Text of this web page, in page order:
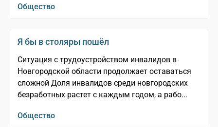
Общество
Я бы в столяры пошёл
Ситуация с трудоустройством инвалидов в
Новгородской области продолжает оставаться
сложной Доля инвалидов среди новгородских
безработных растет с каждым годом, а рабо...
Общество